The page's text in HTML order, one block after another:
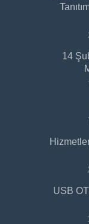
14
USB